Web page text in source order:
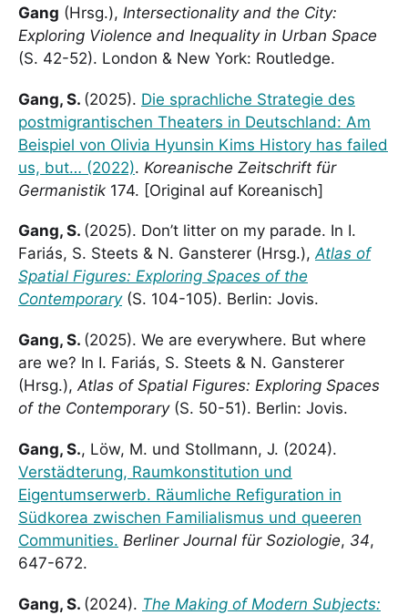
Gang (Hrsg.), Intersectionality and the City:
Exploring Violence and Inequality in Urban Space
(S. 42-52). London & New York: Routledge.
Gang, S. (2025). Die sprachliche Strategie des
postmigrantischen Theaters in Deutschland: Am
Beispiel von Olivia Hyunsin Kims History has failed
us, but… (2022). Koreanische Zeitschrift für
Germanistik 174. [Original auf Koreanisch]
Gang, S. (2025). Don’t litter on my parade. In I.
Fariás, S. Steets & N. Gansterer (Hrsg.),Atlas of
Spatial Figures: Exploring Spaces of the
Contemporary(S. 104-105). Berlin: Jovis.
Gang, S. (2025). We are everywhere. But where
are we? In I. Fariás, S. Steets & N. Gansterer
(Hrsg.),Atlas of Spatial Figures: Exploring Spaces
of the Contemporary(S. 50-51). Berlin: Jovis.
Gang, S., Löw, M. und Stollmann, J. (2024).
Verstädterung, Raumkonstitution und
Eigentumserwerb. Räumliche Refiguration in
Südkorea zwischen Familialismus und queeren
Communities. Berliner Journal für Soziologie, 34,
647-672.
Gang, S. (2024). The Making of Modern Subjects: